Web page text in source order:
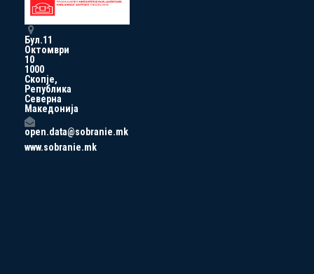
Бул.11
Октомври
10
1000
Скопје,
Република
Северна
Македонија
open.data@sobranie.mk
www.sobranie.mk